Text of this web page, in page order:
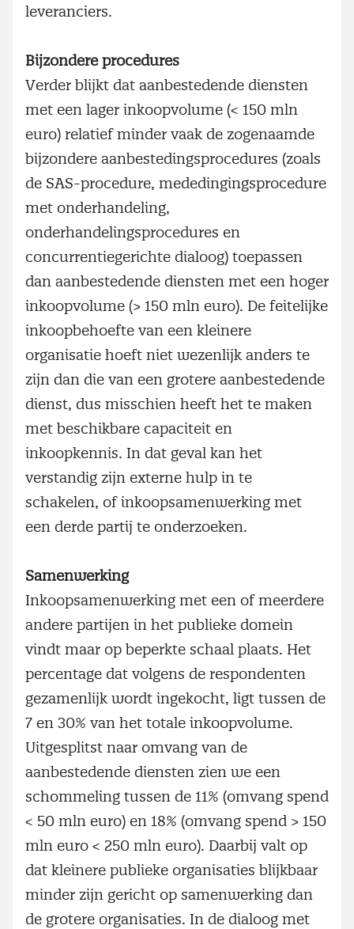
leveranciers.
Bijzondere procedures
Verder blijkt dat aanbestedende diensten
met een lager inkoopvolume (< 150 mln
euro) relatief minder vaak de zogenaamde
bijzondere aanbestedingsprocedures (zoals
de SAS-procedure, mededingingsprocedure
met onderhandeling,
onderhandelingsprocedures en
concurrentiegerichte dialoog) toepassen
dan aanbestedende diensten met een hoger
inkoopvolume (> 150 mln euro). De feitelijke
inkoopbehoefte van een kleinere
organisatie hoeft niet wezenlijk anders te
zijn dan die van een grotere aanbestedende
dienst, dus misschien heeft het te maken
met beschikbare capaciteit en
inkoopkennis. In dat geval kan het
verstandig zijn externe hulp in te
schakelen, of inkoopsamenwerking met
een derde partij te onderzoeken.
Samenwerking
Inkoopsamenwerking met een of meerdere
andere partijen in het publieke domein
vindt maar op beperkte schaal plaats. Het
percentage dat volgens de respondenten
gezamenlijk wordt ingekocht, ligt tussen de
7 en 30% van het totale inkoopvolume.
Uitgesplitst naar omvang van de
aanbestedende diensten zien we een
schommeling tussen de 11% (omvang spend
< 50 mln euro) en 18% (omvang spend > 150
mln euro < 250 mln euro). Daarbij valt op
dat kleinere publieke organisaties blijkbaar
minder zijn gericht op samenwerking dan
de grotere organisaties. In de dialoog met